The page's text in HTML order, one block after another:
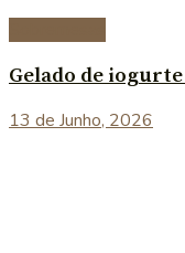
Gelado de
13 de Junho, 2026